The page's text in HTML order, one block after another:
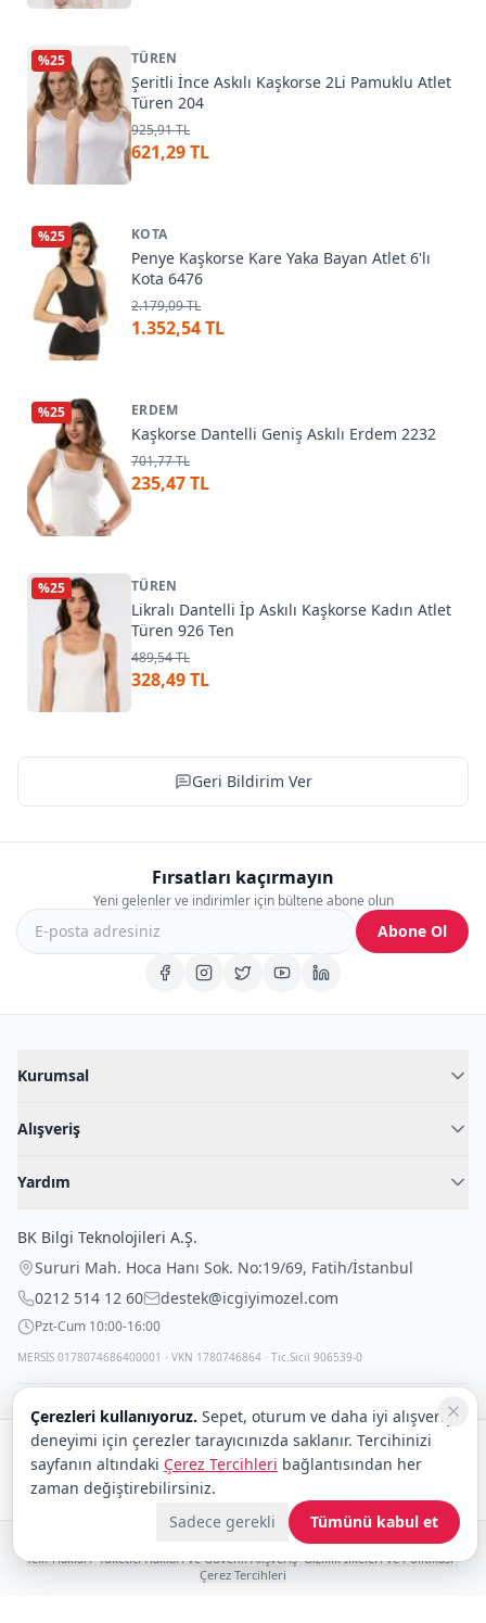
%25 TÜREN
Şeritli İnce Askılı Kaşkorse 2Li Pamuklu Atlet
Türen 204
925,91 TL
621,29 TL
%25 KOTA
Penye Kaşkorse Kare Yaka Bayan Atlet 6'lı
Kota 6476
2.179,09 TL
1.352,54 TL
%25 ERDEM
Kaşkorse Dantelli Geniş Askılı Erdem 2232
701,77 TL
235,47 TL
%25 TÜREN
Likralı Dantelli İp Askılı Kaşkorse Kadın Atlet
Türen 926 Ten
489,54 TL
328,49 TL
Geri Bildirim Ver
Fırsatları kaçırmayın
Yeni gelenler ve indirimler için bültene abone olun
Abone Ol
Kurumsal
Blog
İç Giyim Rehberi
Alışveriş
Fantazi İç Giyim
Çocuk İç Giyim
Outlet Fırsatları
Yardım
İade Politikası
Gizli Paketleme
BK Bilgi Teknolojileri A.Ş.
Sururi Mah. Hoca Hanı Sok. No:19/69, Fatih/İstanbul
0212 514 12 60
destek@icgiyimozel.com
Pzt-Cum 10:00-16:00
MERSİS 0178074686400001 · VKN 1780746864 · Tic.Sicil 906539-0
Güvenli alışveriş:
Kargo: DHL
© 2008–2026 BK Bilgi Teknolojileri ve Ticaret A.Ş.
Telif Hakları|Tüketici Hakları ve Güvenli Alışveriş|Gizlilik İlkeleri ve Politikası|
Çerez Tercihleri
Çerezleri kullanıyoruz. Sepet, oturum ve daha iyi alışveriş
deneyimi için çerezler tarayıcınızda saklanır. Tercihinizi
sayfanın altındaki Çerez Tercihleri bağlantısından her
zaman değiştirebilirsiniz.
Sadece gerekli
Tümünü kabul et